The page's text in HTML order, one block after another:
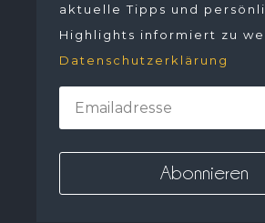
aktuelle Tipps und
Highlights informiert zu
Datenschutzerklärung